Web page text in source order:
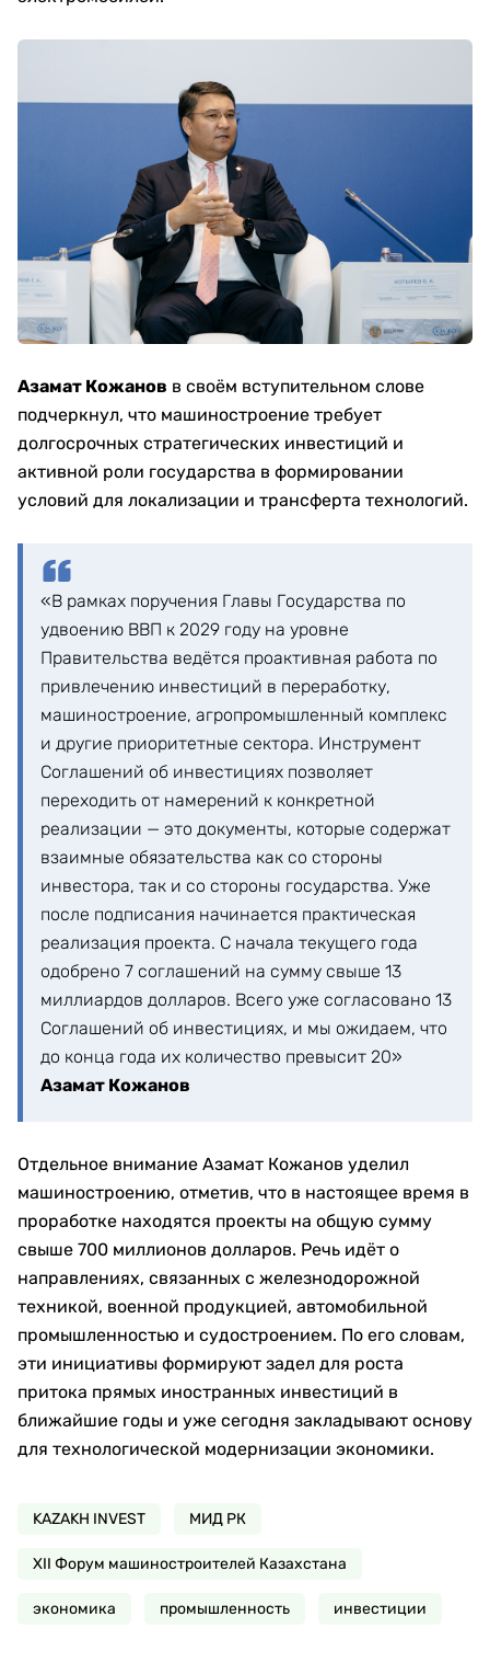
Азамат Кожанов в своём вступительном слове
подчеркнул, что машиностроение требует
долгосрочных стратегических инвестиций и
активной роли государства в формировании
условий для локализации и трансферта технологий.
«В рамках поручения Главы Государства по
удвоению ВВП к 2029 году на уровне
Правительства ведётся проактивная работа по
привлечению инвестиций в переработку,
машиностроение, агропромышленный комплекс
и другие приоритетные сектора. Инструмент
Соглашений об инвестициях позволяет
переходить от намерений к конкретной
реализации — это документы, которые содержат
взаимные обязательства как со стороны
инвестора, так и со стороны государства. Уже
после подписания начинается практическая
реализация проекта. С начала текущего года
одобрено 7 соглашений на сумму свыше 13
миллиардов долларов. Всего уже согласовано 13
Соглашений об инвестициях, и мы ожидаем, что
до конца года их количество превысит 20»
Азамат Кожанов
Отдельное внимание Азамат Кожанов уделил
машиностроению, отметив, что в настоящее время в
проработке находятся проекты на общую сумму
свыше 700 миллионов долларов. Речь идёт о
направлениях, связанных с железнодорожной
техникой, военной продукцией, автомобильной
промышленностью и судостроением. По его словам,
эти инициативы формируют задел для роста
притока прямых иностранных инвестиций в
ближайшие годы и уже сегодня закладывают основу
для технологической модернизации экономики.
KAZAKH INVEST МИД РК
XII Форум машиностроителей Казахстана
экономика промышленность инвестиции